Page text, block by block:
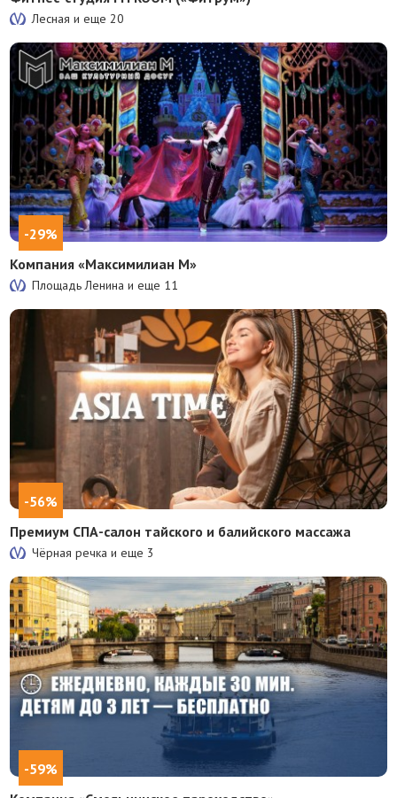
Лесная и еще20
-29%
Компания «Максимилиан М»
Площадь Ленина и еще 11
-56%
Премиум СПА-салон тайского и балийского массажа
Чёрная речка и еще 3
-59%